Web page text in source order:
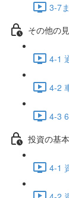
3-7
その他の
4-1
4-2
4-3
投資の基
4-1